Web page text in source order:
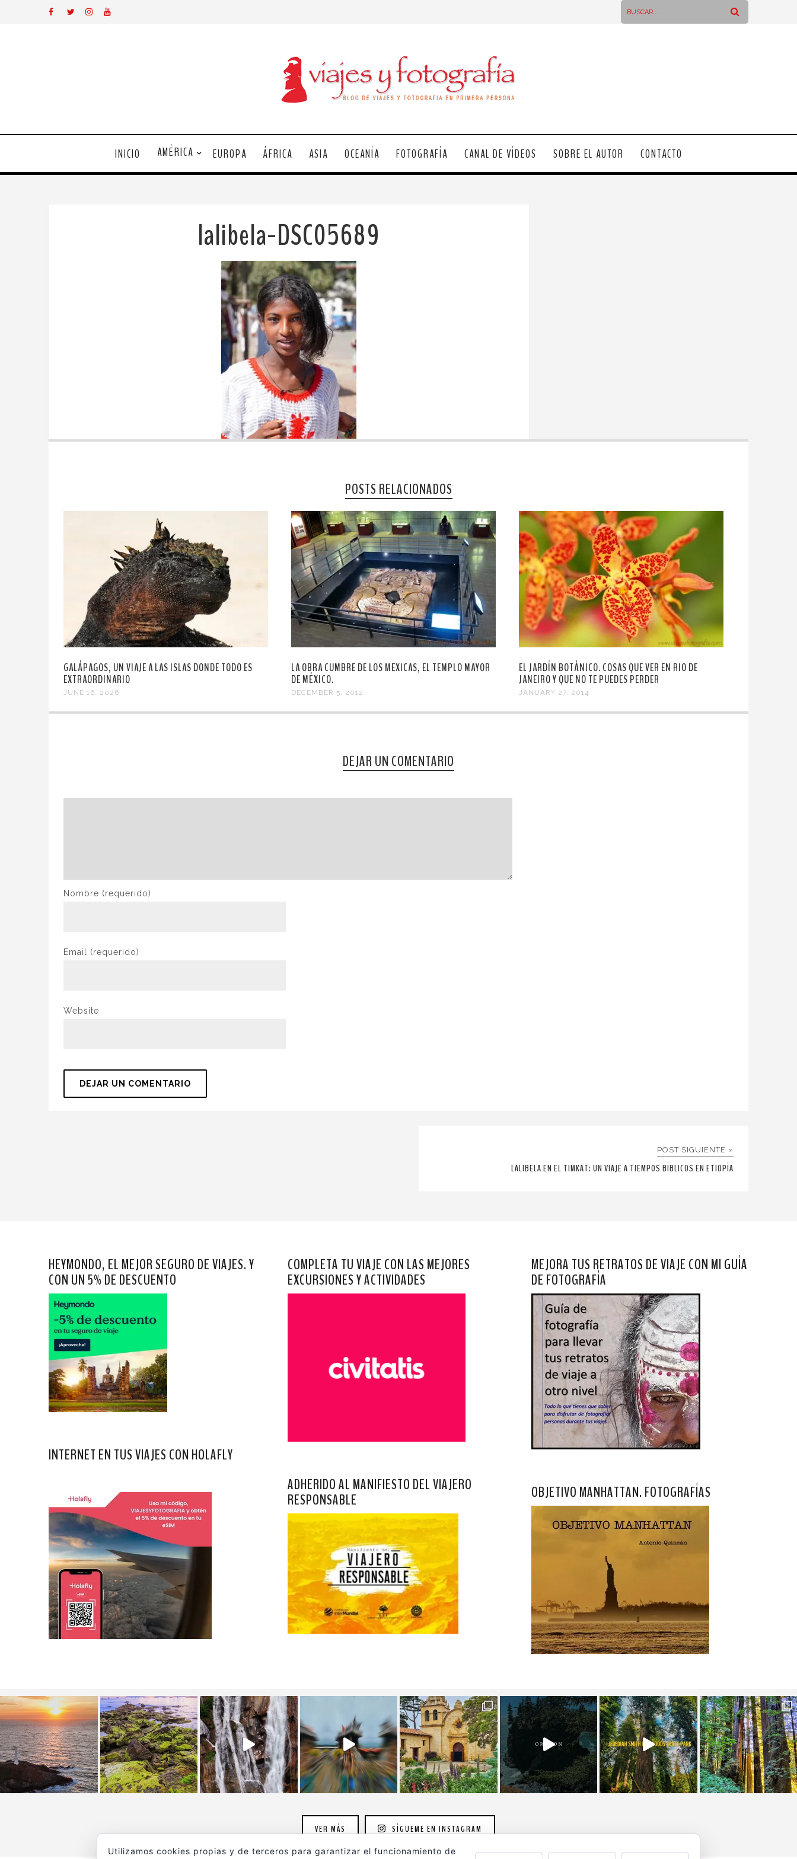
INICIO AMÉRICA EUROPA ÁFRICA ASIA OCEANÍA FOTOGRAFÍA CANAL DE VÍDEOS SOBRE EL AUTOR CONTACTO
lalibela-DSC05689
POSTS RELACIONADOS
GALÁPAGOS, UN VIAJE A LAS ISLAS DONDE TODO ES
EXTRAORDINARIO
JUNE 16, 2026
LA OBRA CUMBRE DE LOS MEXICAS, EL TEMPLO MAYOR
DE MÉXICO.
DECEMBER 5, 2012
EL JARDÍN BOTÁNICO. COSAS QUE VER EN RIO DE
JANEIRO Y QUE NO TE PUEDES PERDER
JANUARY 27, 2014
DEJAR UN COMENTARIO
Nombre (requerido)
Email (requerido)
Website
POST SIGUIENTE »
LALIBELA EN EL TIMKAT: UN VIAJE A TIEMPOS BÍBLICOS EN ETIOPÍA
HEYMONDO, EL MEJOR SEGURO DE VIAJES. Y
CON UN 5% DE DESCUENTO
INTERNET EN TUS VIAJES CON HOLAFLY
COMPLETA TU VIAJE CON LAS MEJORES
EXCURSIONES Y ACTIVIDADES
ADHERIDO AL MANIFIESTO DEL VIAJERO
RESPONSABLE
MEJORA TUS RETRATOS DE VIAJE CON MI GUÍA
DE FOTOGRAFÍA
OBJETIVO MANHATTAN. FOTOGRAFÍAS
VER MÁS SÍGUEME EN INSTAGRAM
Utilizamos cookies propias y de terceros para garantizar el funcionamiento de